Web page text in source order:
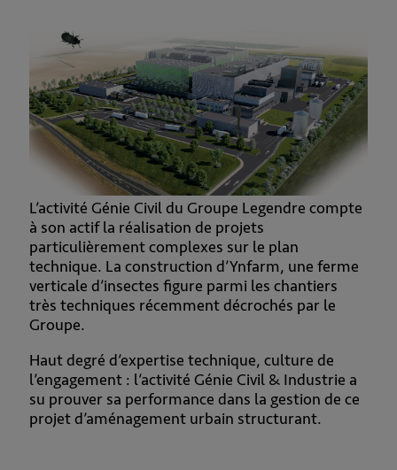
L’activité Génie Civil du Groupe Legendre compte
à son actif la réalisation de projets
particulièrement complexes sur le plan
technique. La construction d’Ynfarm, une ferme
verticale d’insectes figure parmi les chantiers
très techniques récemment décrochés par le
Groupe.
Haut degré d’expertise technique, culture de
l’engagement : l’activité Génie Civil & Industrie a
su prouver sa performance dans la gestion de ce
projet d’aménagement urbain structurant.